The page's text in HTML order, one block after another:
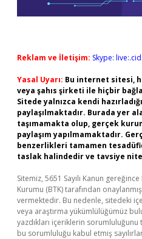
Reklam ve İletişim: Skype:
Yasal Uyarı: Bu internet sitesi,
veya şahıs şirketi ile hiçbir
Sitede yalnızca kendi
paylaşılmaktadır. Burada yer
taşımamakta olup, gerçek
paylaşım yapılmamaktadır.
benzerlikleri tamamen
taslak halindedir ve tavsiye
Sitemiz, 5651 Sayılı Kanun
Kurumu (BTK) tarafından
vermektedir. Bu nedenle, sitedeki
veya araştırma yükümlülüğümüz
yazdıkları içeriklerin
bu sorumluluğu kabul etmiş